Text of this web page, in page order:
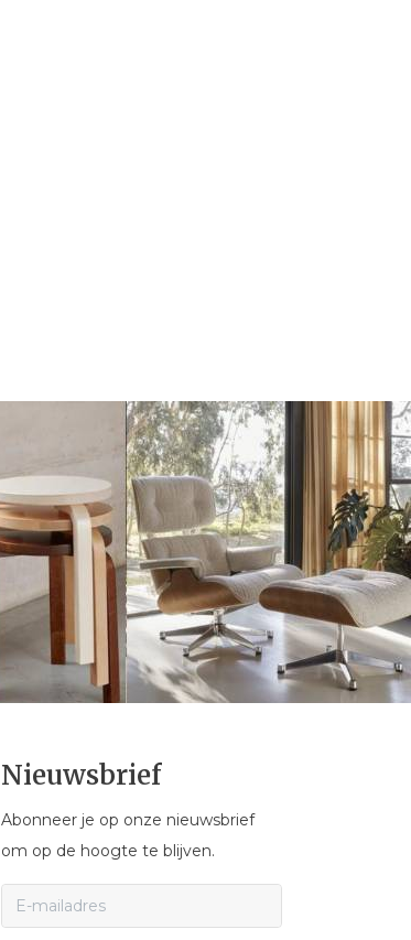
Nieuwsbrief
Abonneer je op onze nieuwsbrief
om op de hoogte te blijven.